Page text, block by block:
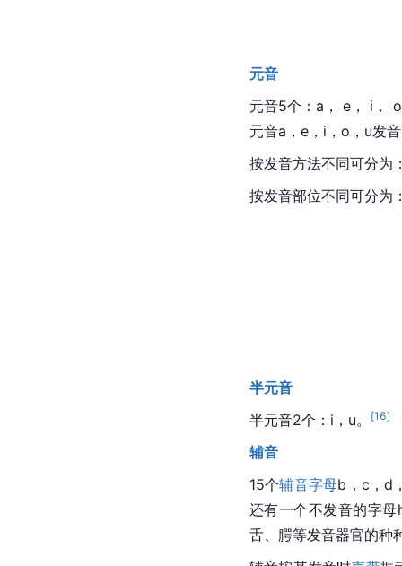
元音
元音5个：a， e， i，
元音a，e，i，o，u发
按发音方法不同可分为
按发音部位不同可分为
半元音
半元音2个：i，u。
[16]
辅音
15个辅音字母b，c，d
还有一个不发音的字
舌、腭等发音器官的种